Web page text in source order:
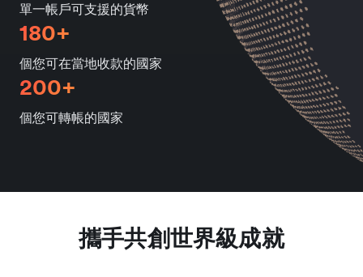
單一帳戶可支援的貨幣
180+
個您可在當地收款的國家
200+
個您可轉帳的國家
攜手共創世界級成就